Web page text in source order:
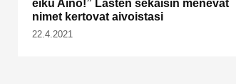
eiku Aino!” Lasten sekaisin menevät
nimet kertovat aivoistasi
22.4.2021